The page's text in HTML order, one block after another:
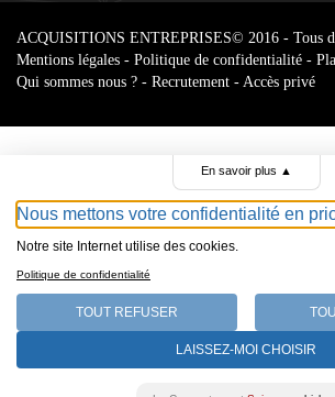
ACQUISITIONS ENTREPRISES© 2016 - Tous
Mentions légales - Politique de confidentialité -
Qui sommes nous ? - Recrutement - Accès privé
En savoir plus ▲
Nous mettons votre confidentialité en
Notre site Internet utilise des cookies.
Politique de confidentialité
TOUT REFUSER
LAISSEZ-MOI CHOISIR